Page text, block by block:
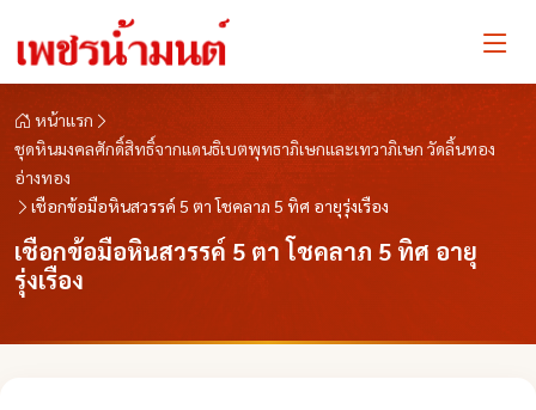
หน้าแรก
ชุดหินมงคลศักดิ์สิทธิ์จากแดนธิเบตพุทธาภิเษกและเทวาภิเษก วัดลิ้นทอง
อ่างทอง
เชือกข้อมือหินสวรรค์ 5 ตา โชคลาภ 5 ทิศ อายุรุ่งเรือง
เชือกข้อมือหินสวรรค์ 5 ตา โชคลาภ 5 ทิศ อายุ
รุ่งเรือง